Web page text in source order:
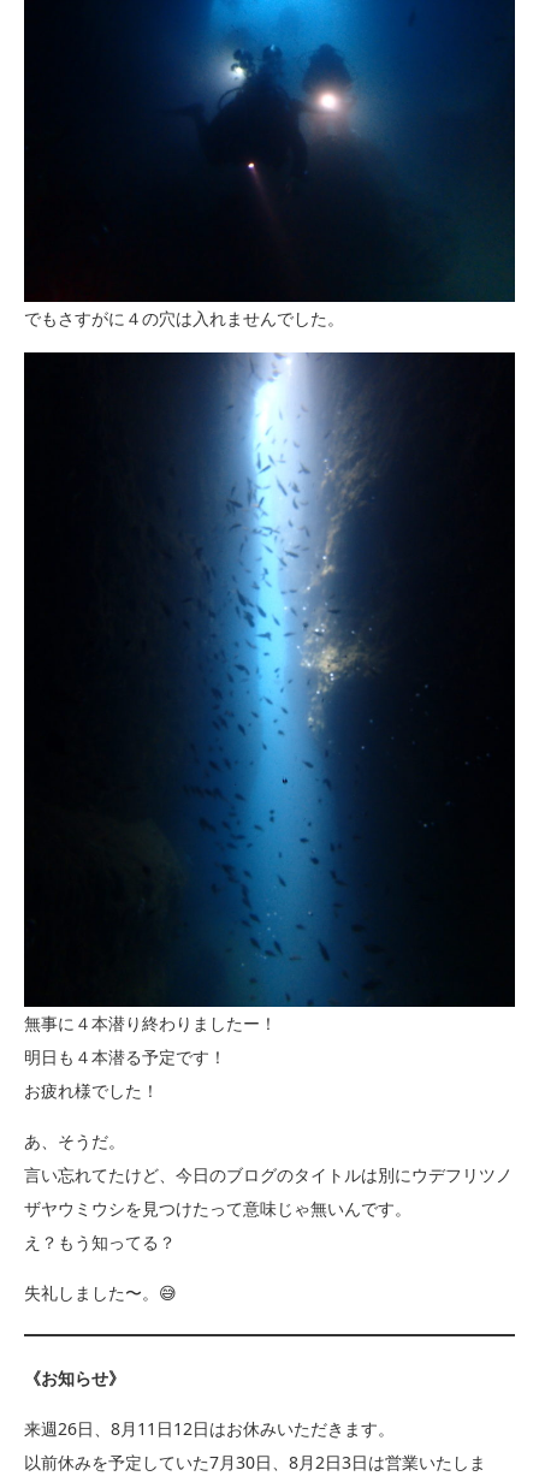
でもさすがに４の穴は入れませんでした。
無事に４本潜り終わりましたー！
明日も４本潜る予定です！
お疲れ様でした！
あ、そうだ。
言い忘れてたけど、今日のブログのタイトルは別にウデフリツノ
ザヤウミウシを見つけたって意味じゃ無いんです。
え？もう知ってる？
失礼しました〜。😅
《お知らせ》
来週26日、8月11日12日はお休みいただきます。
以前休みを予定していた7月30日、8月2日3日は営業いたしま